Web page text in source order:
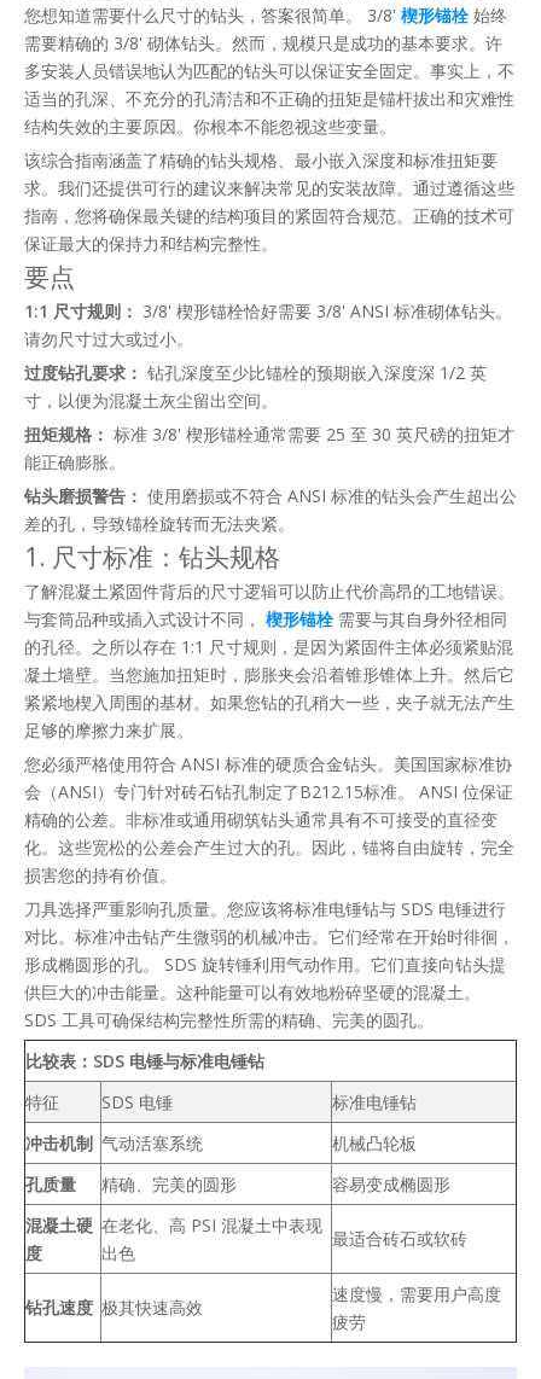
您想知道需要什么尺寸的钻头，答案很简单。 3/8' 楔形锚栓始终
需要精确的 3/8' 砌体钻头。然而，规模只是成功的基本要求。许
多安装人员错误地认为匹配的钻头可以保证安全固定。事实上，不
适当的孔深、不充分的孔清洁和不正确的扭矩是锚杆拔出和灾难性
结构失效的主要原因。你根本不能忽视这些变量。
该综合指南涵盖了精确的钻头规格、最小嵌入深度和标准扭矩要
求。我们还提供可行的建议来解决常见的安装故障。通过遵循这些
指南，您将确保最关键的结构项目的紧固符合规范。正确的技术可
保证最大的保持力和结构完整性。
要点
1:1 尺寸规则： 3/8' 楔形锚栓恰好需要 3/8' ANSI 标准砌体钻头。
请勿尺寸过大或过小。
过度钻孔要求： 钻孔深度至少比锚栓的预期嵌入深度深 1/2 英
寸，以便为混凝土灰尘留出空间。
扭矩规格： 标准 3/8' 楔形锚栓通常需要 25 至 30 英尺磅的扭矩才
能正确膨胀。
钻头磨损警告： 使用磨损或不符合 ANSI 标准的钻头会产生超出公
差的孔，导致锚栓旋转而无法夹紧。
1. 尺寸标准：钻头规格
了解混凝土紧固件背后的尺寸逻辑可以防止代价高昂的工地错误。
与套筒品种或插入式设计不同， 楔形锚栓需要与其自身外径相同
的孔径。之所以存在 1:1 尺寸规则，是因为紧固件主体必须紧贴混
凝土墙壁。当您施加扭矩时，膨胀夹会沿着锥形锥体上升。然后它
紧紧地楔入周围的基材。如果您钻的孔稍大一些，夹子就无法产生
足够的摩擦力来扩展。
您必须严格使用符合 ANSI 标准的硬质合金钻头。美国国家标准协
会（ANSI）专门针对砖石钻孔制定了B212.15标准。 ANSI 位保证
精确的公差。非标准或通用砌筑钻头通常具有不可接受的直径变
化。这些宽松的公差会产生过大的孔。因此，锚将自由旋转，完全
损害您的持有价值。
刀具选择严重影响孔质量。您应该将标准电锤钻与 SDS 电锤进行
对比。标准冲击钻产生微弱的机械冲击。它们经常在开始时徘徊，
形成椭圆形的孔。 SDS 旋转锤利用气动作用。它们直接向钻头提
供巨大的冲击能量。这种能量可以有效地粉碎坚硬的混凝土。
SDS 工具可确保结构完整性所需的精确、完美的圆孔。
比较表：SDS 电锤与标准电锤钻
特征
SDS 电锤
标准电锤钻
冲击机制 气动活塞系统
机械凸轮板
孔质量
精确、完美的圆形
容易变成椭圆形
混凝土硬
度
在老化、高 PSI 混凝土中表现
出色
最适合砖石或软砖
钻孔速度 极其快速高效
速度慢，需要用户高度
疲劳